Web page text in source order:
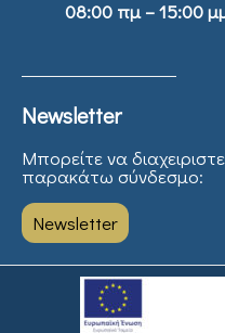
08:00 πμ – 15:00
Newsletter
Μπορείτε να
παρακάτω σύνδεσμο:
Newsletter